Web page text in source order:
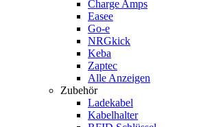
Charge Amps
Easee
Go-e
NRGkick
Keba
Zaptec
Alle Anzeigen
Zubehör
Ladekabel
Kabelhalter